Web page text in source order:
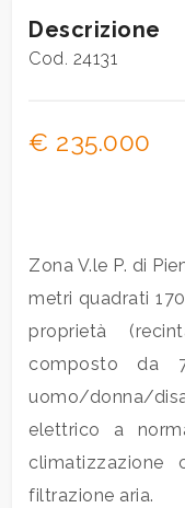
Descrizione
Cod. 24131
€ 235.000
Zona V.le P. di
metri quadrati
proprietà
composto da
uomo/donna/
elettrico a
filtrazione aria.
Tipologia
-
Qualsiasi
Commerciali
Industriali
Terreni
Prezzo